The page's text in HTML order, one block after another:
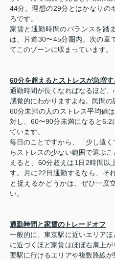
44分。理想の29分とはかなりの
ろです。
家賃と通勤時間のバランスを踏
は、片道30〜45分圏内。次の章
てこのゾーンに収まっています。
60分を超えるとストレスが急増す
通勤時間が長くなればなるほど
感覚的にわかりますよね。民間
60分未満の人のストレス平均値
対し、60〜90分未満になると6.2
ています。
毎日のことですから、「少し遠
らストレスの少ない範囲で選ぶ
えると、60分超えは1日2時間以
す。月に22日通勤するなら、そ
と捉えるかどうかは、ぜひ一度
い。
通勤時間と家賃のトレードオフ
一般的に、東京駅に近いエリア
に近づくほど家賃はほぼ右肩上
要駅に行けるエリアや複数路線